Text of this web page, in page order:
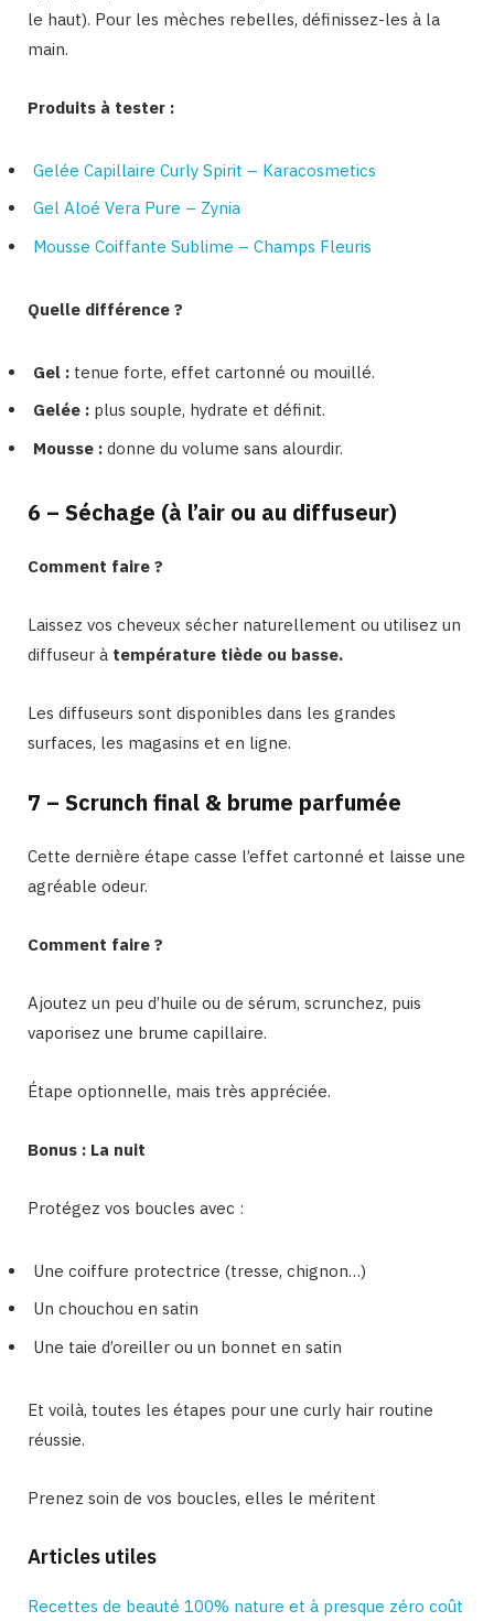
le haut). Pour les mèches rebelles, définissez-les à la
main.
Produits à tester :
Gelée Capillaire Curly Spirit – Karacosmetics
Gel Aloé Vera Pure – Zynia
Mousse Coiffante Sublime – Champs Fleuris
Quelle différence ?
Gel : tenue forte, effet cartonné ou mouillé.
Gelée : plus souple, hydrate et définit.
Mousse : donne du volume sans alourdir.
6 – Séchage (à l’air ou au diffuseur)
Comment faire ?
Laissez vos cheveux sécher naturellement ou utilisez un
diffuseur à température tiède ou basse.
Les diffuseurs sont disponibles dans les grandes
surfaces, les magasins et en ligne.
7 – Scrunch final & brume parfumée
Cette dernière étape casse l’effet cartonné et laisse une
agréable odeur.
Comment faire ?
Ajoutez un peu d’huile ou de sérum, scrunchez, puis
vaporisez une brume capillaire.
Étape optionnelle, mais très appréciée.
Bonus : La nuit
Protégez vos boucles avec :
Une coiffure protectrice (tresse, chignon…)
Un chouchou en satin
Une taie d’oreiller ou un bonnet en satin
Et voilà, toutes les étapes pour une curly hair routine
réussie.
Prenez soin de vos boucles, elles le méritent
Articles utiles
Recettes de beauté 100% nature et à presque zéro coût